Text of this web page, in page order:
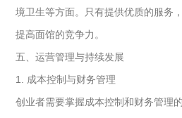
境卫生等方面。只有提供优质的服务
提高面馆的竞争力。
五、运营管理与持续发展
1. 成本控制与财务管理
创业者需要掌握成本控制和财务管理